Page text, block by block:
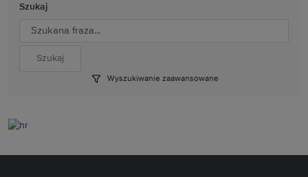
Szukaj
Wyszukiwanie zaawansowane